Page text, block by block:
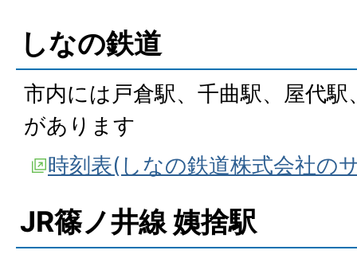
しなの鉄道
市内には戸倉駅、千曲駅、屋代
があります
時刻表(しなの鉄道株式会社の
JR篠ノ井線 姨捨駅